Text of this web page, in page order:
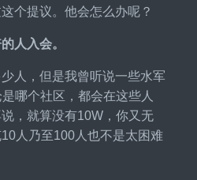
个提议。他会怎么办呢？
人入会。
人，但是我曾听说一些水军
哪个社区，都会在这些人
，就算没有10W，你又无
人乃至100人也不是太困难